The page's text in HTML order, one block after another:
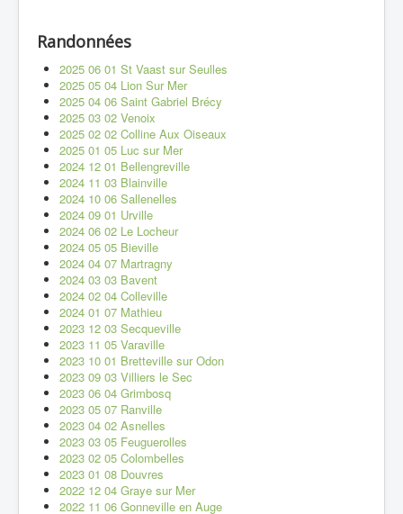
Randonnées
2025 06 01 St Vaast sur Seulles
2025 05 04 Lion Sur Mer
2025 04 06 Saint Gabriel Brécy
2025 03 02 Venoix
2025 02 02 Colline Aux Oiseaux
2025 01 05 Luc sur Mer
2024 12 01 Bellengreville
2024 11 03 Blainville
2024 10 06 Sallenelles
2024 09 01 Urville
2024 06 02 Le Locheur
2024 05 05 Bieville
2024 04 07 Martragny
2024 03 03 Bavent
2024 02 04 Colleville
2024 01 07 Mathieu
2023 12 03 Secqueville
2023 11 05 Varaville
2023 10 01 Bretteville sur Odon
2023 09 03 Villiers le Sec
2023 06 04 Grimbosq
2023 05 07 Ranville
2023 04 02 Asnelles
2023 03 05 Feuguerolles
2023 02 05 Colombelles
2023 01 08 Douvres
2022 12 04 Graye sur Mer
2022 11 06 Gonneville en Auge